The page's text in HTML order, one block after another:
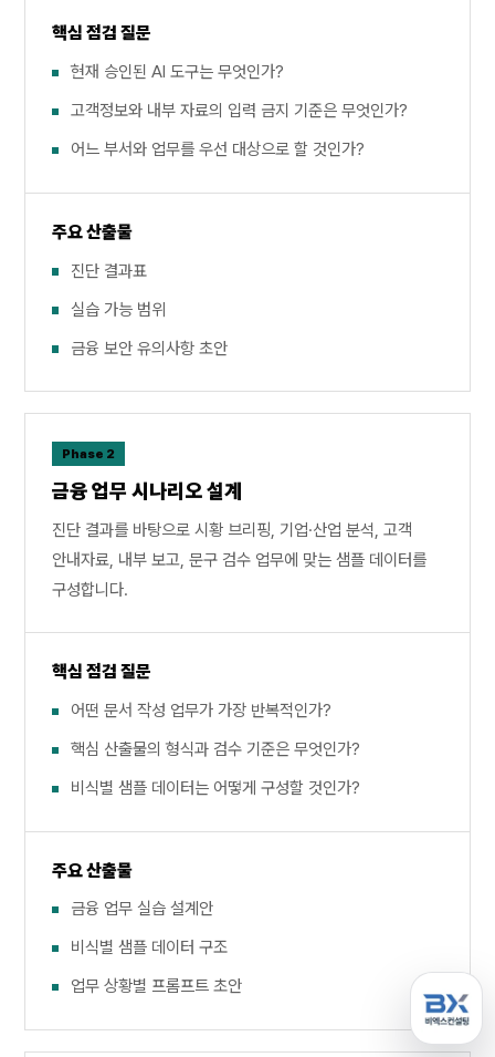
핵심 점검 질문
현재 승인된 AI 도구는 무엇인가?
고객정보와 내부 자료의 입력 금지 기준은 무엇인가?
어느 부서와 업무를 우선 대상으로 할 것인가?
주요 산출물
진단 결과표
실습 가능 범위
금융 보안 유의사항 초안
Phase 2
금융 업무 시나리오 설계
진단 결과를 바탕으로 시황 브리핑, 기업·산업 분석, 고객
안내자료, 내부 보고, 문구 검수 업무에 맞는 샘플 데이터를
구성합니다.
핵심 점검 질문
어떤 문서 작성 업무가 가장 반복적인가?
핵심 산출물의 형식과 검수 기준은 무엇인가?
비식별 샘플 데이터는 어떻게 구성할 것인가?
주요 산출물
금융 업무 실습 설계안
비식별 샘플 데이터 구조
업무 상황별 프롬프트 초안